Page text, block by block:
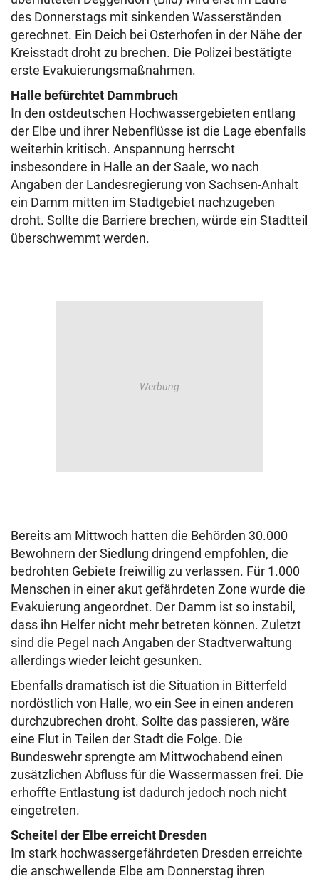
des Donnerstags mit sinkenden Wasserständen
gerechnet. Ein Deich bei Osterhofen in der Nähe der
Kreisstadt droht zu brechen. Die Polizei bestätigte
erste Evakuierungsmaßnahmen.
Halle befürchtet Dammbruch
In den ostdeutschen Hochwassergebieten entlang
der Elbe und ihrer Nebenflüsse ist die Lage ebenfalls
weiterhin kritisch. Anspannung herrscht
insbesondere in Halle an der Saale, wo nach
Angaben der Landesregierung von Sachsen-Anhalt
ein Damm mitten im Stadtgebiet nachzugeben
droht. Sollte die Barriere brechen, würde ein Stadtteil
überschwemmt werden.
Bereits am Mittwoch hatten die Behörden 30.000
Bewohnern der Siedlung dringend empfohlen, die
bedrohten Gebiete freiwillig zu verlassen. Für 1.000
Menschen in einer akut gefährdeten Zone wurde die
Evakuierung angeordnet. Der Damm ist so instabil,
dass ihn Helfer nicht mehr betreten können. Zuletzt
sind die Pegel nach Angaben der Stadtverwaltung
allerdings wieder leicht gesunken.
Ebenfalls dramatisch ist die Situation in Bitterfeld
nordöstlich von Halle, wo ein See in einen anderen
durchzubrechen droht. Sollte das passieren, wäre
eine Flut in Teilen der Stadt die Folge. Die
Bundeswehr sprengte am Mittwochabend einen
zusätzlichen Abfluss für die Wassermassen frei. Die
erhoffte Entlastung ist dadurch jedoch noch nicht
eingetreten.
Scheitel der Elbe erreicht Dresden
Im stark hochwassergefährdeten Dresden erreichte
die anschwellende Elbe am Donnerstag ihren